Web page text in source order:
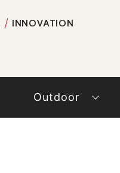
INNOVATION
Outdoor